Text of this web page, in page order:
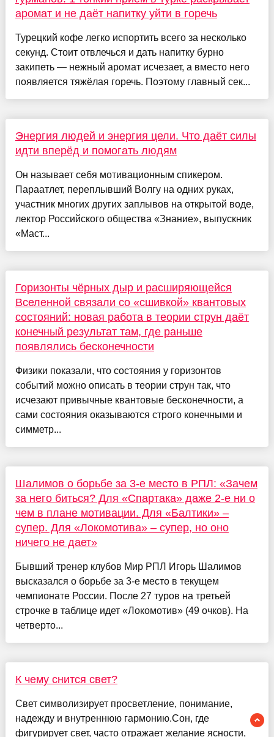
аромат и не даёт напитку уйти в горечь
Турецкий кофе легко испортить всего за несколько
секунд. Стоит отвлечься и дать напитку бурно
закипеть — нежный аромат исчезает, а вместо него
появляется тяжёлая горечь. Поэтому главный сек...
Энергия людей и энергия цели. Что даёт силы
идти вперёд и помогать людям
Он называет себя мотивационным спикером.
Параатлет, переплывший Волгу на одних руках,
участник многих других заплывов на открытой воде,
лектор Российского общества «Знание», выпускник
«Маст...
Горизонты чёрных дыр и расширяющейся
Вселенной связали со «сшивкой» квантовых
состояний: новая работа в теории струн даёт
конечный результат там, где раньше
появлялись бесконечности
Физики показали, что состояния у горизонтов
событий можно описать в теории струн так, что
исчезают привычные квантовые бесконечности, а
сами состояния оказываются строго конечными и
симметр...
Шалимов о борьбе за 3-е место в РПЛ: «Зачем
за него биться? Для «Спартака» даже 2-е ни о
чем в плане мотивации. Для «Балтики» –
супер. Для «Локомотива» – супер, но оно
ничего не дает»
Бывший тренер клубов Мир РПЛ Игорь Шалимов
высказался о борьбе за 3-е место в текущем
чемпионате России. После 27 туров на третьей
строчке в таблице идет «Локомотив» (49 очков). На
четверто...
К чему снится свет?
Свет символизирует просветление, понимание,
надежду и внутреннюю гармонию.Сон, где
фигурирует свет, часто отражает желание ясности,